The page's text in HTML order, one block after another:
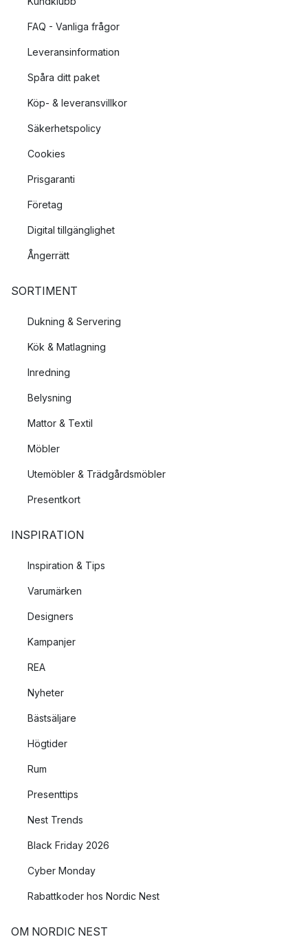
FAQ - Vanliga frågor
Leveransinformation
Spåra ditt paket
Köp- & leveransvillkor
Säkerhetspolicy
Cookies
Prisgaranti
Företag
Digital tillgänglighet
Ångerrätt
SORTIMENT
Dukning & Servering
Kök & Matlagning
Inredning
Belysning
Mattor & Textil
Möbler
Utemöbler & Trädgårdsmöbler
Presentkort
INSPIRATION
Inspiration & Tips
Varumärken
Designers
Kampanjer
REA
Nyheter
Bästsäljare
Högtider
Rum
Presenttips
Nest Trends
Black Friday 2026
Cyber Monday
Rabattkoder hos Nordic Nest
OM NORDIC NEST